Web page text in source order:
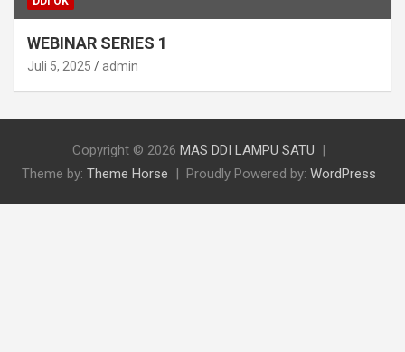
WEBINAR SERIES 1
Juli 5, 2025 admin
Copyright © 2026 MAS DDI LAMPU SATU
Theme by: Theme Horse Proudly Powered by: WordPress